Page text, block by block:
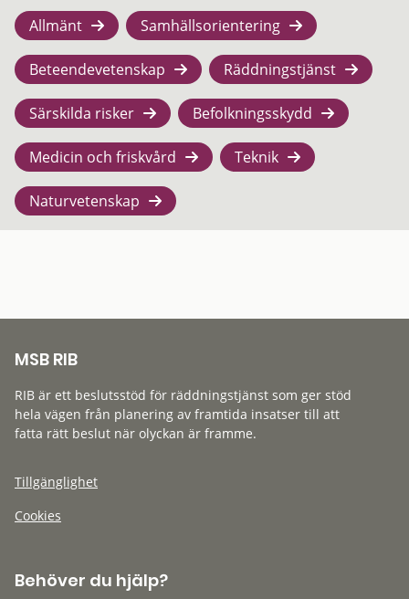
Allmänt Samhällsorientering
Beteendevetenskap Räddningstjänst
Särskilda risker Befolkningsskydd
Medicin och friskvård Teknik
Naturvetenskap
MSB RIB
RIB är ett beslutsstöd för räddningstjänst som ger stöd
hela vägen från planering av framtida insatser till att
fatta rätt beslut när olyckan är framme.
Tillgänglighet
Cookies
Behöver du hjälp?